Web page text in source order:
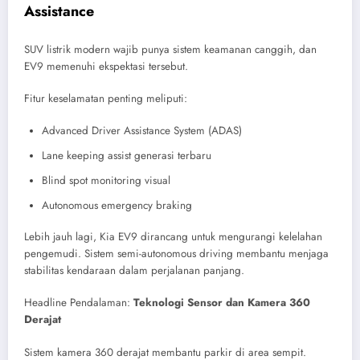
Assistance
SUV listrik modern wajib punya sistem keamanan canggih, dan
EV9 memenuhi ekspektasi tersebut.
Fitur keselamatan penting meliputi:
Advanced Driver Assistance System (ADAS)
Lane keeping assist generasi terbaru
Blind spot monitoring visual
Autonomous emergency braking
Lebih jauh lagi, Kia EV9 dirancang untuk mengurangi kelelahan
pengemudi. Sistem semi-autonomous driving membantu menjaga
stabilitas kendaraan dalam perjalanan panjang.
Headline Pendalaman: Teknologi Sensor dan Kamera 360
Derajat
Sistem kamera 360 derajat membantu parkir di area sempit.